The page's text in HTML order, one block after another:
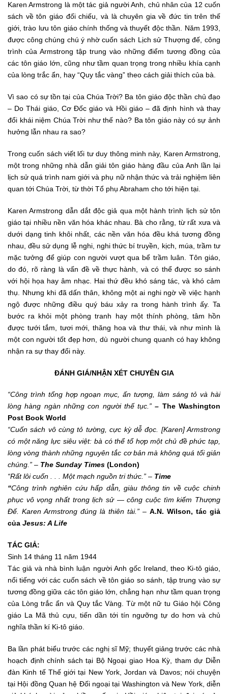
Karen Armstrong là một tác giả người Anh, chủ nhân của 12 cuốn
sách về tôn giáo đối chiếu, và là chuyên gia về đức tin trên thế
giới, trào lưu tôn giáo chính thống và thuyết độc thần. Năm 1993,
được công chúng chú ý nhờ cuốn sách Lịch sử Thượng đế, công
trình của Armstrong tập trung vào những điểm tương đồng của
các tôn giáo lớn, cũng như tầm quan trọng trong nhiều khía cạnh
của lòng trắc ẩn, hay “Quy tắc vàng” theo cách giải thích của bà.
Vì sao có sự tồn tại của Chúa Trời? Ba tôn giáo độc thần chủ đạo
– Do Thái giáo, Cơ Đốc giáo và Hồi giáo – đã định hình và thay
đổi khái niệm Chúa Trời như thế nào? Ba tôn giáo này có sự ảnh
hưởng lẫn nhau ra sao?
Trong cuốn sách viết lối tư duy thông minh này, Karen Armstrong,
một trong những nhà dẫn giải tôn giáo hàng đầu của Anh lần lại
lịch sử quá trình nam giới và phụ nữ nhận thức và trải nghiệm liên
quan tới Chúa Trời, từ thời Tổ phụ Abraham cho tới hiện tại.
Karen Armstrong dẫn dắt độc giả qua một hành trình lịch sử tôn
giáo tại nhiều nền văn hóa khác nhau. Bà cho rằng, từ rất xưa và
dưới dạng tinh khôi nhất, các nền văn hóa đều khá tương đồng
nhau, đều sử dụng lễ nghi, nghi thức bí truyền, kịch, múa, trầm tư
mặc tưởng để giúp con người vượt qua bể trầm luân. Tôn giáo,
do đó, rõ ràng là vấn đề về thực hành, và có thể được so sánh
với hội họa hay âm nhạc. Hai thứ đều khó sáng tác, và khó cảm
thụ. Nhưng khi đã dấn thân, không một ai nghi ngờ về việc hạnh
ngộ được những điều quý báu xảy ra trong hành trình ấy. Ta
bước ra khỏi một phòng tranh hay một thính phòng, tâm hồn
được tưới tắm, tươi mới, thăng hoa và thư thái, và như mình là
một con người tốt đẹp hơn, dù người chung quanh có hay không
nhận ra sự thay đổi này.
ĐÁNH GIÁ/NHẬN XÉT CHUYÊN GIA
“Công trình tổng hợp ngoạn mục, ấn tượng, làm sáng tỏ và hài
lòng hàng ngàn những con người thế tục.” – The Washington
Post Book World
“Cuốn sách vô cùng tỏ tường, cực kỳ dễ đọc. [Karen] Armstrong
có một năng lực siêu việt: bà có thể tổ hợp một chủ đề phức tạp,
lòng vòng thành những nguyên tắc cơ bản mà không quá tối giản
chúng.” – The Sunday Times (London)
“Rất lôi cuốn . . . Một mạch nguồn tri thức.” – Time
“Công trình nghiên cứu hấp dẫn, giàu thông tin về cuộc chinh
phục vô vọng nhất trong lịch sử — công cuộc tìm kiếm Thượng
Đế. Karen Armstrong đúng là thiên tài.” – A.N. Wilson, tác giả
của Jesus: A Life
TÁC GIẢ:
Sinh 14 tháng 11 năm 1944
Tác giả và nhà bình luận người Anh gốc Ireland, theo Ki-tô giáo,
nổi tiếng với các cuốn sách về tôn giáo so sánh, tập trung vào sự
tương đồng giữa các tôn giáo lớn, chẳng hạn như tầm quan trọng
của Lòng trắc ẩn và Quy tắc Vàng. Từ một nữ tu Giáo hội Công
giáo La Mã thủ cựu, tiến dần tới tín ngưỡng tự do hơn và chủ
nghĩa thần kí Ki-tô giáo.
Ba lần phát biểu trước các nghị sĩ Mỹ; thuyết giảng trước các nhà
hoạch định chính sách tại Bộ Ngoại giao Hoa Kỳ, tham dự Diễn
đàn Kinh tế Thế giới tại New York, Jordan và Davos; nói chuyện
tại Hội đồng Quan hệ Đối ngoại tại Washington và New York, diễn